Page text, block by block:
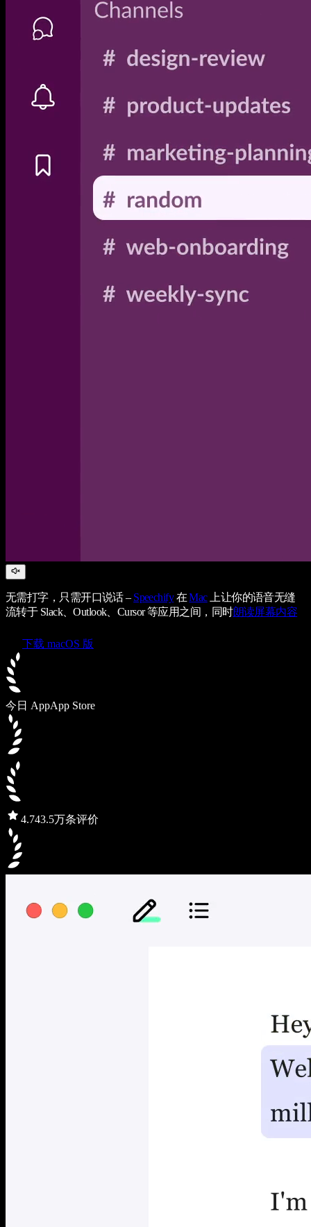
无需打字，只需开口说话 – Speechify在Mac上让你的语音无缝
流转于 Slack、Outlook、Cursor 等应用之间，同时朗读屏幕内容
下载 macOS 版
今日 AppApp Store
4.743.5万条评价